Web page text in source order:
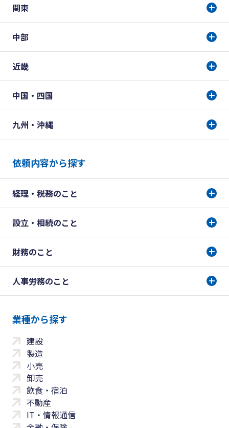
関東
中部
近畿
中国・四国
九州・沖縄
依頼内容から探す
経理・税務のこと
設立・相続のこと
財務のこと
人事労務のこと
業種から探す
建設
製造
小売
卸売
飲食・宿泊
不動産
IT・情報通信